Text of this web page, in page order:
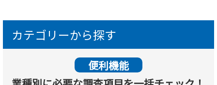
カテゴリーから探す
便利機能